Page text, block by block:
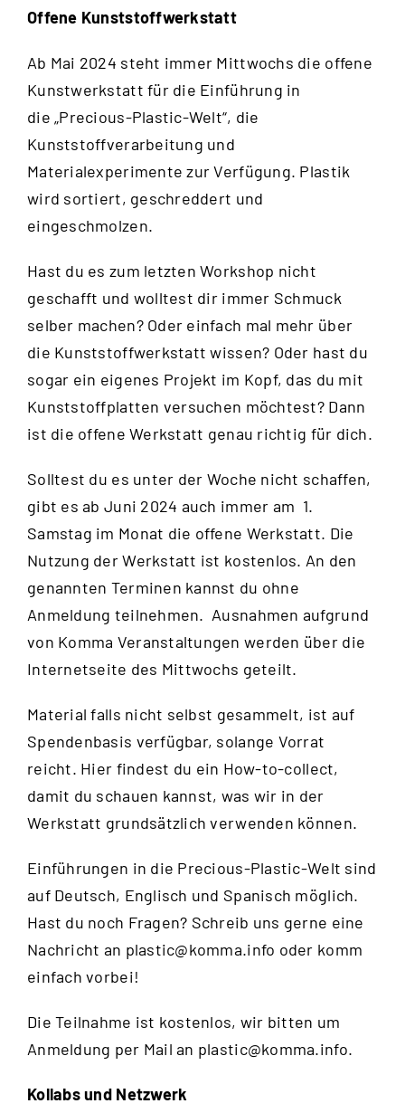
Offene Kunststoffwerkstatt
Ab Mai 2024 steht immer Mittwochs die offene
Kunstwerkstatt für die Einführung in
die „Precious-Plastic-Welt“, die
Kunststoffverarbeitung und
Materialexperimente zur Verfügung. Plastik
wird sortiert, geschreddert und
eingeschmolzen.
Hast du es zum letzten Workshop nicht
geschafft und wolltest dir immer Schmuck
selber machen? Oder einfach mal mehr über
die Kunststoffwerkstatt wissen? Oder hast du
sogar ein eigenes Projekt im Kopf, das du mit
Kunststoffplatten versuchen möchtest? Dann
ist die offene Werkstatt genau richtig für dich.
Solltest du es unter der Woche nicht schaffen,
gibt es ab Juni 2024 auch immer am 1.
Samstag im Monat die offene Werkstatt. Die
Nutzung der Werkstatt ist kostenlos. An den
genannten Terminen kannst du ohne
Anmeldung teilnehmen. Ausnahmen aufgrund
von Komma Veranstaltungen werden über die
Internetseite des Mittwochs geteilt.
Material falls nicht selbst gesammelt, ist auf
Spendenbasis verfügbar, solange Vorrat
reicht. Hier findest du ein How-to-collect,
damit du schauen kannst, was wir in der
Werkstatt grundsätzlich verwenden können.
Einführungen in die Precious-Plastic-Welt sind
auf Deutsch, Englisch und Spanisch möglich.
Hast du noch Fragen? Schreib uns gerne eine
Nachricht an plastic@komma.info oder komm
einfach vorbei!
Die Teilnahme ist kostenlos, wir bitten um
Anmeldung per Mail an plastic@komma.info.
Kollabs und Netzwerk